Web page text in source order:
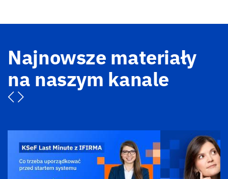
Najnowsze materiały
na naszym kanale